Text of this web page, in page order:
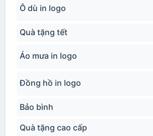
Ô dù in logo
Quà tặng tết
Áo mưa in logo
Đồng hồ in logo
Bảo bình
Quà tặng cao cấp